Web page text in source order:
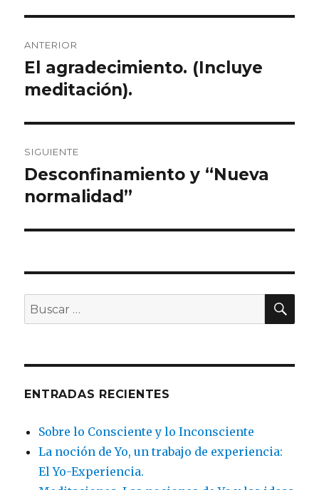
de
entradas
ANTERIOR
Entrada
anterior:
El agradecimiento. (Incluye
meditación).
SIGUIENTE
Entrada
siguiente:
Desconfinamiento y “Nueva
normalidad”
Buscar
por:
ENTRADAS RECIENTES
Sobre lo Consciente y lo Inconsciente
La noción de Yo, un trabajo de experiencia:
El Yo-Experiencia.